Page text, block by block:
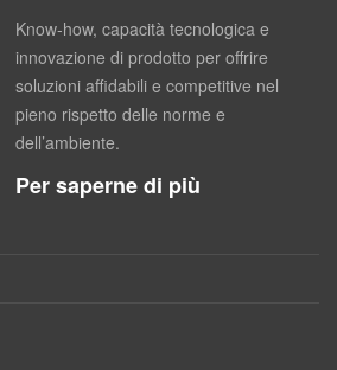
Know-how, capacità tecnologica e
innovazione di prodotto per offrire
soluzioni affidabili e competitive nel
pieno rispetto delle norme e
dell’ambiente.
Per saperne di più